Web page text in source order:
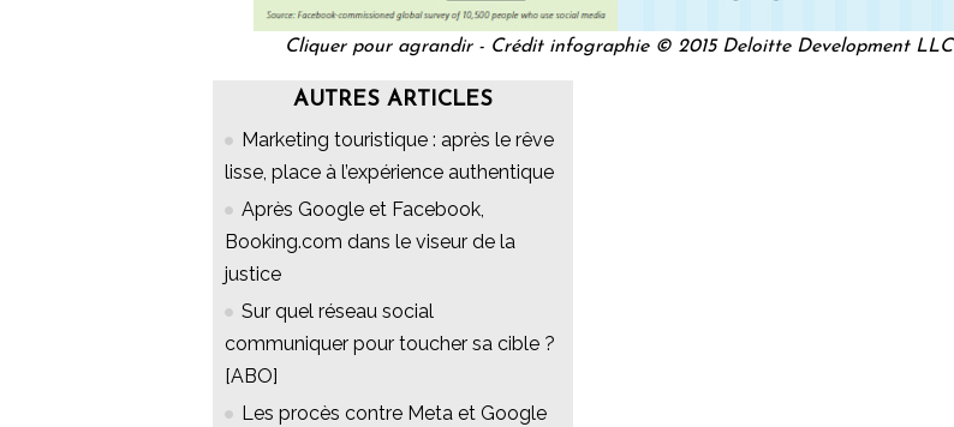
Cliquer pour agrandir - Crédit infographie © 2015 Deloitte Development LLC
AUTRES ARTICLES
Marketing touristique : après le rêve
lisse, place à l’expérience authentique
Après Google et Facebook,
Booking.com dans le viseur de la
justice
Sur quel réseau social
communiquer pour toucher sa cible ?
[ABO]
Les procès contre Meta et Google